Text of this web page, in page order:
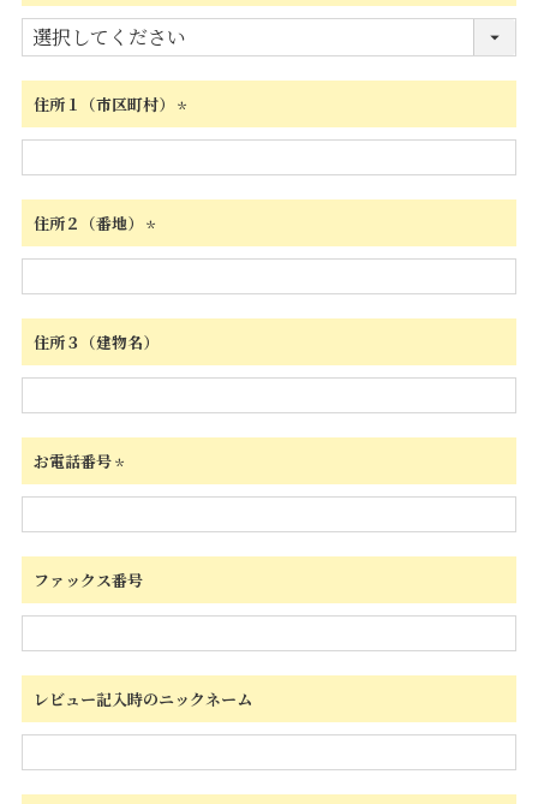
(必
須)
住所１（市区町村）
(必
住所２（番地）
(必
住所３（建物名）
お電話番号
(必
ファックス番号
レビュー記入時のニックネーム